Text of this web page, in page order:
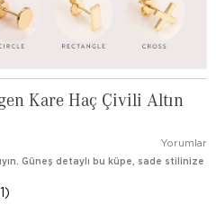
Kare Haç Çivili Altın
Yorumlar
Güneş detaylı bu küpe, sade stilinize